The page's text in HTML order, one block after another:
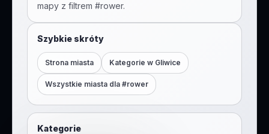
mapy z filtrem #rower.
Szybkie skróty
Strona miasta Kategorie w Gliwice
Wszystkie miasta dla #rower
Kategorie